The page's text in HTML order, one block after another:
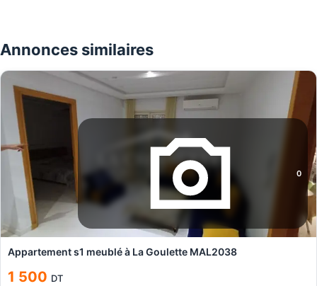
Annonces similaires
0
Appartement s1 meublé à La Goulette MAL2038
1 500 DT